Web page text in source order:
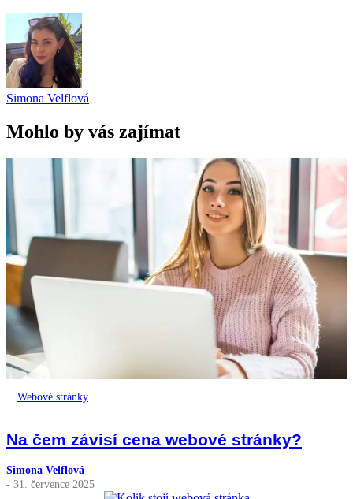
Simona Velflová
Mohlo by vás zajímat
Webové stránky
Na čem závisí cena webové stránky?
Simona Velflová
- 31. července 2025